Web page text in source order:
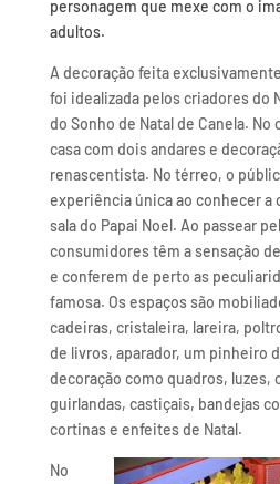
personagem que mexe com o
adultos.
A decoração feita
foi idealizada pelos criadores do
do Sonho de Natal de Canela.
casa com dois andares e
renascentista. No térreo, o
experiência única ao conhecer a
sala do Papai Noel. Ao passear
consumidores têm a sensação
e conferem de perto as
famosa. Os espaços são
cadeiras, cristaleira, lareira,
de livros, aparador, um pinheiro
decoração como quadros, luzes,
guirlandas, castiçais, bandejas
cortinas e enfeites de Natal.
No